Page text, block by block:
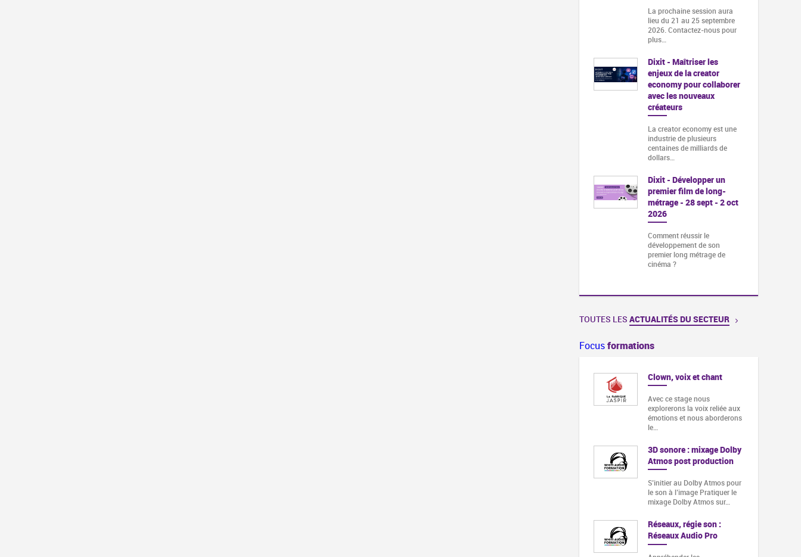
La prochaine session aura
lieu du 21 au 25 septembre
2026. Contactez-nous pour
plus…
Dixit - Maîtriser les
enjeux de la creator
economy pour collaborer
avec les nouveaux
créateurs
La creator economy est une
industrie de plusieurs
centaines de milliards de
dollars…
Dixit - Développer un
premier film de long-
métrage - 28 sept - 2 oct
2026
Comment réussir le
développement de son
premier long métrage de
cinéma ?
TOUTES LES ACTUALITÉS DU SECTEUR
Focusformations
Clown, voix et chant
Avec ce stage nous
explorerons la voix reliée aux
émotions et nous aborderons
le…
3D sonore : mixage Dolby
Atmos post production
S’initier au Dolby Atmos pour
le son à l’image Pratiquer le
mixage Dolby Atmos sur…
Réseaux, régie son :
Réseaux Audio Pro